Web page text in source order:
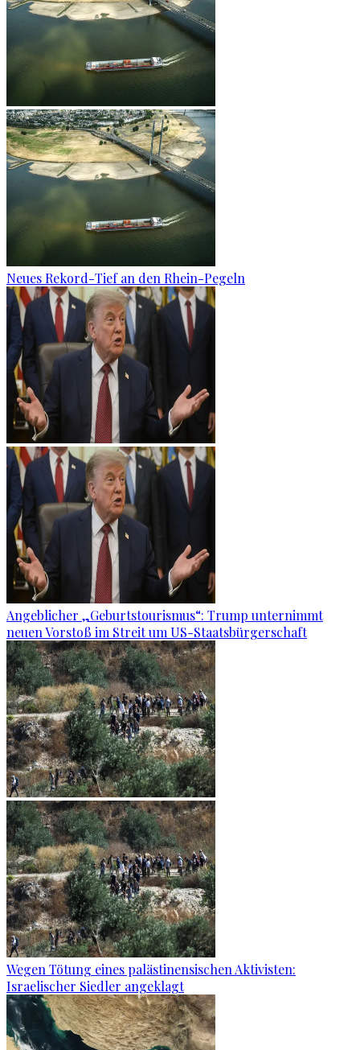
Neues Rekord-Tief an den Rhein-Pegeln
Angeblicher „Geburtstourismus“: Trump unternimmt
neuen Vorstoß im Streit um US-Staatsbürgerschaft
Wegen Tötung eines palästinensischen Aktivisten:
Israelischer Siedler angeklagt